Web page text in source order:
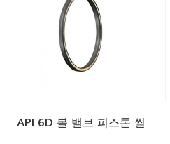
API 6D 볼 밸브 피스톤 씰